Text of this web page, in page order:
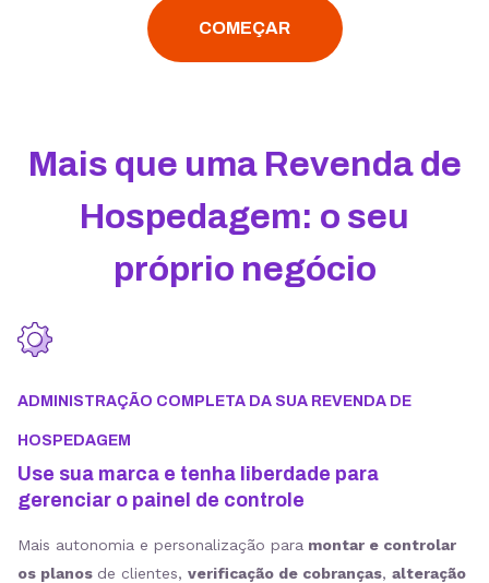
COMEÇAR
Mais que uma Revenda de
Hospedagem: o seu
próprio negócio
ADMINISTRAÇÃO COMPLETA DA SUA REVENDA DE
HOSPEDAGEM
Use sua marca e tenha liberdade para
gerenciar o painel de controle
Mais autonomia e personalização para montar e controlar
os planos de clientes, verificação de cobranças, alteração